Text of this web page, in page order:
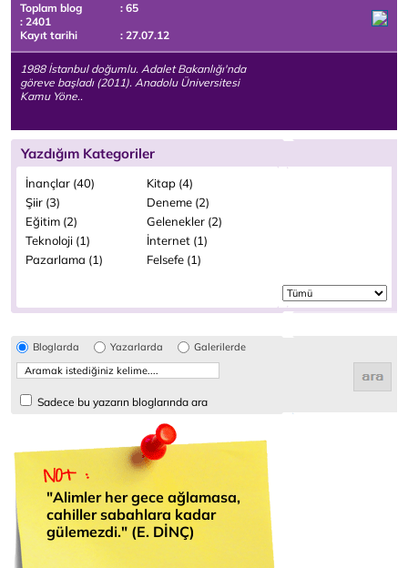
Toplam blog
: 65
: 2401
Kayıt tarihi
: 27.07.12
1988 İstanbul doğumlu. Adalet Bakanlığı'nda
göreve başladı (2011). Anadolu Üniversitesi
Kamu Yöne..
Yazdığım Kategoriler
İnançlar (40)
Kitap (4)
Şiir (3)
Deneme (2)
Eğitim (2)
Gelenekler (2)
Teknoloji (1)
İnternet (1)
Pazarlama (1)
Felsefe (1)
Bloglarda Yazarlarda Galerilerde
Sadece bu yazarın bloglarında ara
"Alimler her gece ağlamasa,
cahiller sabahlara kadar
gülemezdi." (E. DİNÇ)